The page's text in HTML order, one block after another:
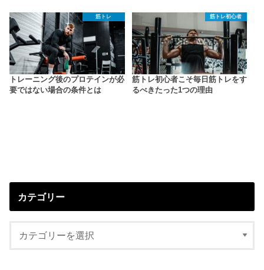
筋トレ
トレーニング後のプロテインが必
要ではない場合の条件とは
筋トレ初心者
筋トレ初心者こそ毎日筋トレをす
るべきたった1つの理由
カテゴリー